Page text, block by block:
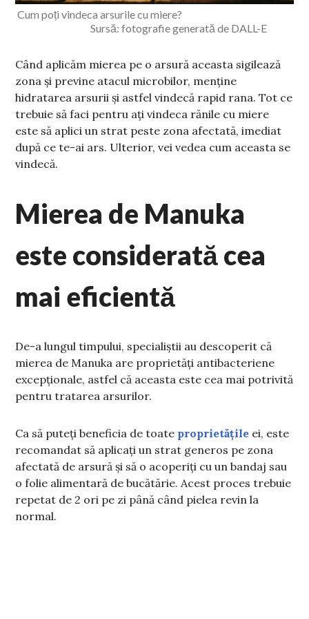
Cum poți vindeca arsurile cu miere?
Sursă: fotografie generată de DALL-E
Când aplicăm mierea pe o arsură aceasta sigilează
zona și previne atacul microbilor, menține
hidratarea arsurii și astfel vindecă rapid rana. Tot ce
trebuie să faci pentru ați vindeca rănile cu miere
este să aplici un strat peste zona afectată, imediat
după ce te-ai ars. Ulterior, vei vedea cum aceasta se
vindecă.
Mierea de Manuka
este considerată cea
mai eficientă
De-a lungul timpului, specialiștii au descoperit că
mierea de Manuka are proprietăți antibacteriene
excepționale, astfel că aceasta este cea mai potrivită
pentru tratarea arsurilor.
Ca să puteți beneficia de toate proprietățile ei, este
recomandat să aplicați un strat generos pe zona
afectată de arsură și să o acoperiți cu un bandaj sau
o folie alimentară de bucătărie. Acest proces trebuie
repetat de 2 ori pe zi până când pielea revin la
normal.